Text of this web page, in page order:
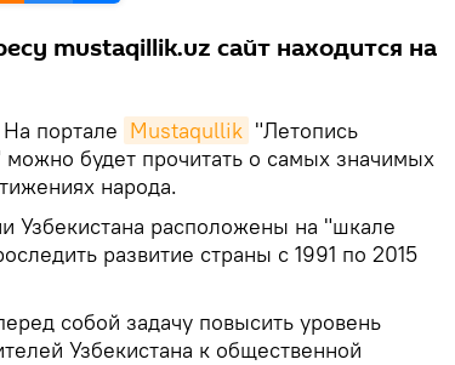
mustaqillik.uz сайт находится на
На портале Mustaqullik "Летопись
можно будет прочитать о самых значимых
народа.
Узбекистана расположены на "шкале
развитие страны с 1991 по 2015
собой задачу повысить уровень
Узбекистана к общественной